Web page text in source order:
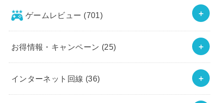
ゲームレビュー (701)
お得情報・キャンペーン (25)
インターネット回線 (36)